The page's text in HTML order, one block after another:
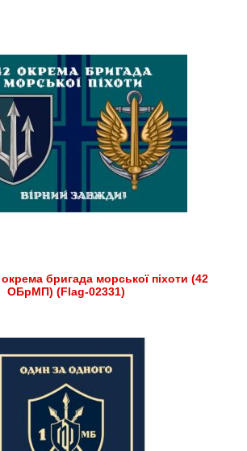
бригада морської піхоти (42
ОБрМП) (Flag-02331)